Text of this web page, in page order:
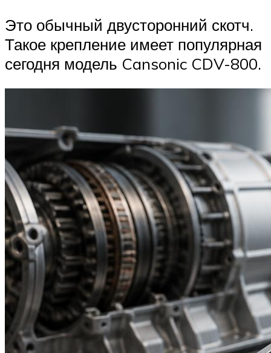
Это обычный двусторонний скотч.
Такое крепление имеет популярная
сегодня модель Cansonic CDV-800.